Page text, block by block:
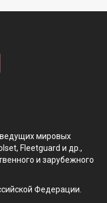
мировых
Fleetguard и др.,
и зарубежного
Федерации.